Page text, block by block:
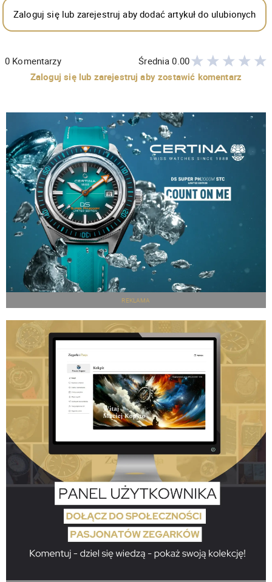
Zaloguj się lub zarejestruj aby dodać artykuł do ulubionych
0 Komentarzy Średnia0.00
Zaloguj się lub zarejestruj aby zostawić komentarz
REKLAMA